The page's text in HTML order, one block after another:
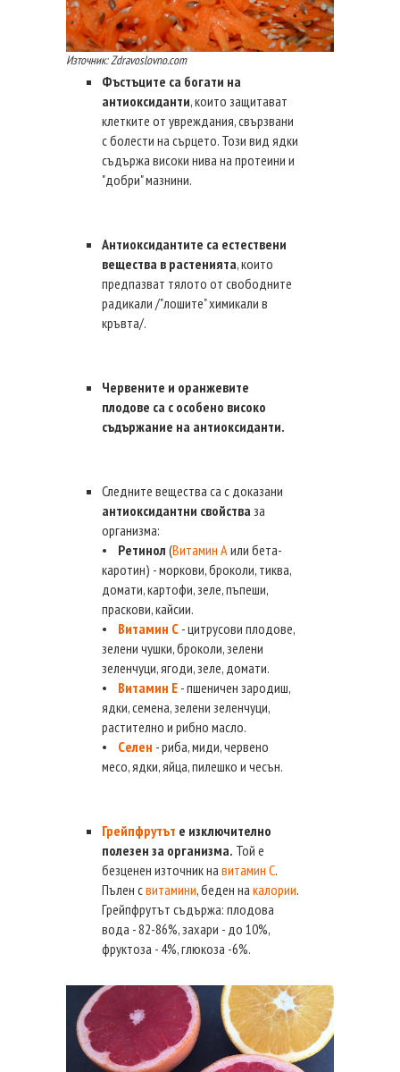
Източник: Zdravoslovno.com
Фъстъците са богати на
антиоксиданти, които защитават
клетките от увреждания, свързвани
с болести на сърцето. Този вид ядки
съдържа високи нива на протеини и
"добри" мазнини.
Антиоксидантите са естествени
вещества в растенията, които
предпазват тялото от свободните
радикали /"лошите" химикали в
кръвта/.
Червените и оранжевите
плодове са с особено високо
съдържание на антиоксиданти.
Следните вещества са с доказани
антиоксидантни свойства за
организма:
•
Ретинол (Витамин А или бета-
каротин) - моркови, броколи, тиква,
домати, картофи, зеле, пъпеши,
праскови, кайсии.
• Витамин C - цитрусови плодове,
зелени чушки, броколи, зелени
зеленчуци, ягоди, зеле, домати.
• Витамин Е - пшеничен зародиш,
ядки, семена, зелени зеленчуци,
растително и рибно масло.
• Селен - риба, миди, червено
месо, ядки, яйца, пилешко и чесън.
Грейпфрутът е изключително
полезен за организма. Той е
безценен източник на витамин С.
Пълен свитамини, беден на калории.
Грейпфрутът съдържа: плодова
вода - 82-86%, захари - до 10%,
фруктоза - 4%, глюкоза -6%.